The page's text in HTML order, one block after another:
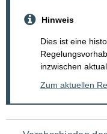
Hinweis
Dies ist eine
inzwischen
Zum aktuellen